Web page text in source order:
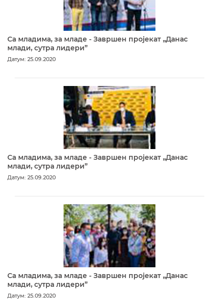
Са младима, за младе - Завршен пројекат „Данас
млади, сутра лидери”
Датум: 25.09.2020
Са младима, за младе - Завршен пројекат „Данас
млади, сутра лидери”
Датум: 25.09.2020
Са младима, за младе - Завршен пројекат „Данас
млади, сутра лидери”
Датум: 25.09.2020